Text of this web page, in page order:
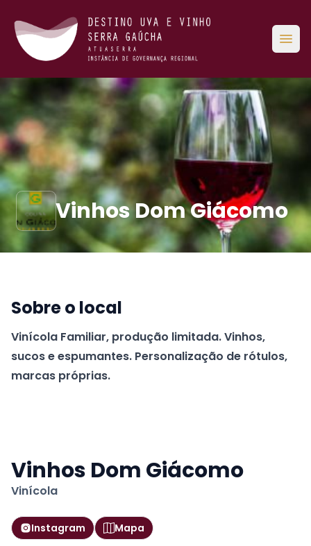
Vinhos Dom Giácomo
Sobre o local
Vinícola Familiar, produção limitada. Vinhos,
sucos e espumantes. Personalização de rótulos,
marcas próprias.
Vinhos Dom Giácomo
Vinícola
Instagram Mapa